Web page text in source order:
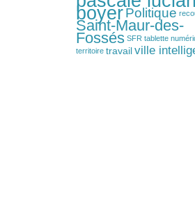
boyerPolitique
Saint-Maur-des-
Fossés SFR tablette
territoire travailville